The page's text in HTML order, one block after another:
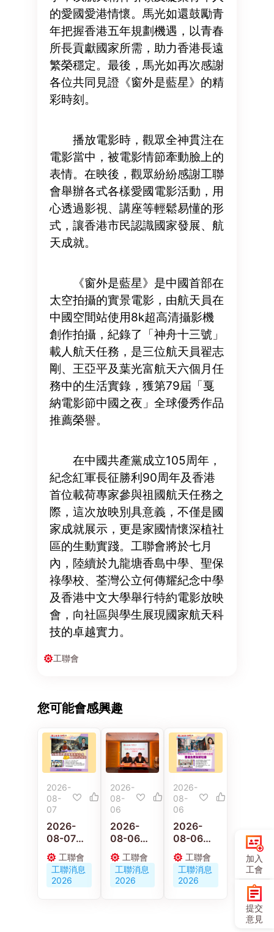
的愛國愛港情懷。馬光如還鼓勵青
年把握香港五年規劃機遇，以青春
所長貢獻國家所需，助力香港長遠
繁榮穩定。最後，馬光如再次感謝
各位共同見證《窗外是藍星》的精
彩時刻。
播放電影時，觀眾全神貫注在
電影當中，被電影情節牽動臉上的
表情。在映後，觀眾紛紛感謝工聯
會舉辦各式各樣愛國電影活動，用
心透過影視、講座等輕鬆易懂的形
式，讓香港市民認識國家發展、航
天成就。
《窗外是藍星》是中國首部在
太空拍攝的實景電影，由航天員在
中國空間站使用8k超高清攝影機
創作拍攝，紀錄了「神舟十三號」
載人航天任務，是三位航天員翟志
剛、王亞平及葉光富航天六個月任
務中的生活實錄，獲第79屆「戛
納電影節中國之夜」全球優秀作品
推薦榮譽。
在中國共產黨成立105周年，
紀念紅軍長征勝利90周年及香港
首位載荷專家參與祖國航天任務之
際，這次放映別具意義，不僅是國
家成就展示，更是家國情懷深植社
區的生動實踐。工聯會將於七月
內，陸續於九龍塘香島中學、聖保
祿學校、荃灣公立何傳耀紀念中學
及香港中文大學舉行特約電影放映
會，向社區與學生展現國家航天科
技的卓越實力。
工聯會
您可能會感興趣
2026-
08-
07
2026-
08-07
【施政報
告重點建
議】梁子
穎：政府
工聯會
工聯消息
2026
2026-
08-
06
2026-
08-06
京港工會
深化交流
合作 共促
人才培育
工聯會
工聯消息
2026
2026-
08-
06
2026-
08-06
【施政報
告重點建
議】陳穎
欣：倡政
工聯會
工聯消息
2026
加入
工會
提交
意見